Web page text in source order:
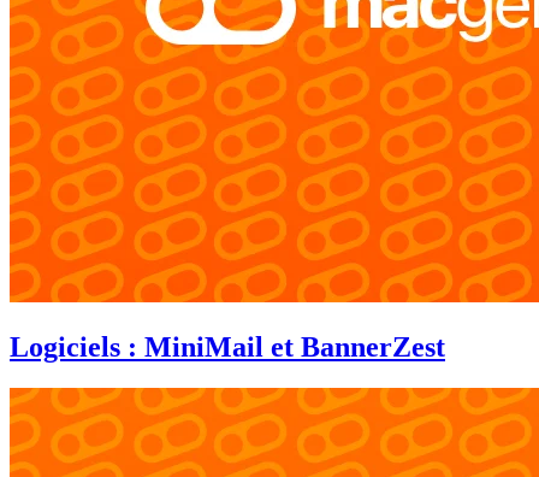
Logiciels : MiniMail et BannerZest